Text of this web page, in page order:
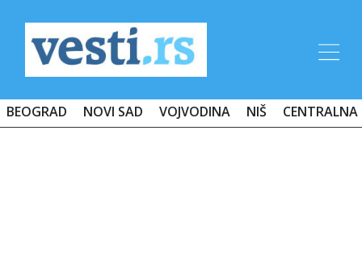
BEOGRAD NOVI SAD VOJVODINA NIŠ CENTRALNA